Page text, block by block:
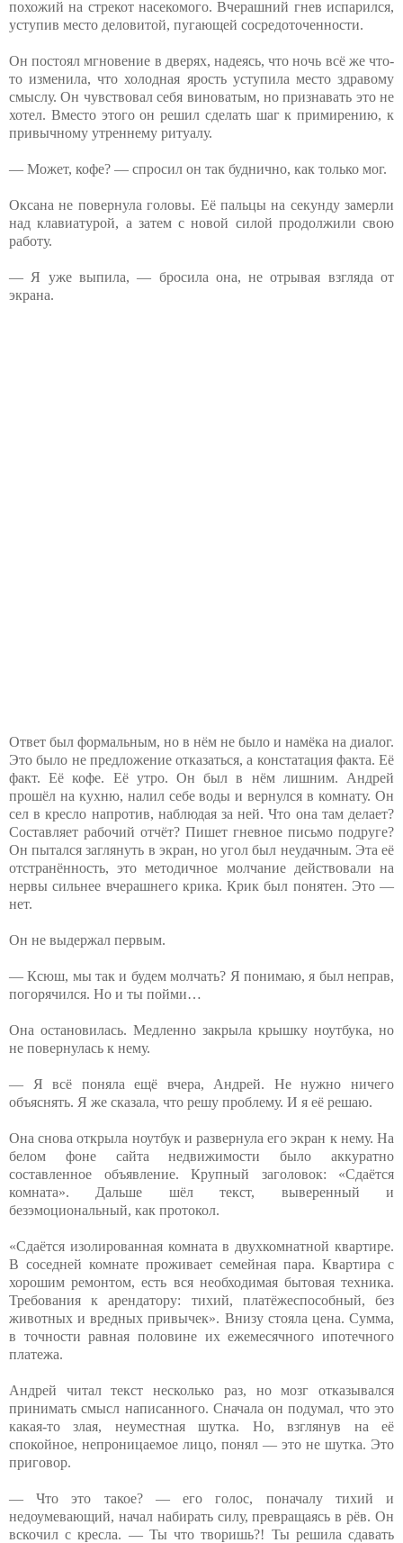
похожий на стрекот насекомого. Вчерашний гнев испарился,
уступив место деловитой, пугающей сосредоточенности.
Он постоял мгновение в дверях, надеясь, что ночь всё же что-
то изменила, что холодная ярость уступила место здравому
смыслу. Он чувствовал себя виноватым, но признавать это не
хотел. Вместо этого он решил сделать шаг к примирению, к
привычному утреннему ритуалу.
— Может, кофе? — спросил он так буднично, как только мог.
Оксана не повернула головы. Её пальцы на секунду замерли
над клавиатурой, а затем с новой силой продолжили свою
работу.
— Я уже выпила, — бросила она, не отрывая взгляда от
экрана.
Ответ был формальным, но в нём не было и намёка на диалог.
Это было не предложение отказаться, а констатация факта. Её
факт. Её кофе. Её утро. Он был в нём лишним. Андрей
прошёл на кухню, налил себе воды и вернулся в комнату. Он
сел в кресло напротив, наблюдая за ней. Что она там делает?
Составляет рабочий отчёт? Пишет гневное письмо подруге?
Он пытался заглянуть в экран, но угол был неудачным. Эта её
отстранённость, это методичное молчание действовали на
нервы сильнее вчерашнего крика. Крик был понятен. Это —
нет.
Он не выдержал первым.
— Ксюш, мы так и будем молчать? Я понимаю, я был неправ,
погорячился. Но и ты пойми…
Она остановилась. Медленно закрыла крышку ноутбука, но
не повернулась к нему.
— Я всё поняла ещё вчера, Андрей. Не нужно ничего
объяснять. Я же сказала, что решу проблему. И я её решаю.
Она снова открыла ноутбук и развернула его экран к нему. На
белом фоне сайта недвижимости было аккуратно
составленное объявление. Крупный заголовок: «Сдаётся
комната». Дальше шёл текст, выверенный и
безэмоциональный, как протокол.
«Сдаётся изолированная комната в двухкомнатной квартире.
В соседней комнате проживает семейная пара. Квартира с
хорошим ремонтом, есть вся необходимая бытовая техника.
Требования к арендатору: тихий, платёжеспособный, без
животных и вредных привычек». Внизу стояла цена. Сумма,
в точности равная половине их ежемесячного ипотечного
платежа.
Андрей читал текст несколько раз, но мозг отказывался
принимать смысл написанного. Сначала он подумал, что это
какая-то злая, неуместная шутка. Но, взглянув на её
спокойное, непроницаемое лицо, понял — это не шутка. Это
приговор.
— Что это такое? — его голос, поначалу тихий и
недоумевающий, начал набирать силу, превращаясь в рёв. Он
вскочил с кресла. — Ты что творишь?! Ты решила сдавать